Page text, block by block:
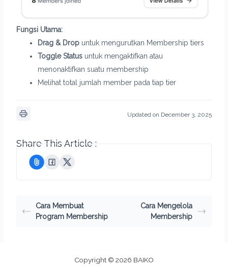
Fungsi Utama:
Drag & Drop untuk mengurutkan Membership tiers
Toggle Status untuk mengaktifkan atau
menonaktifkan suatu membership
Melihat total jumlah member pada tiap tier
Updated on December 3, 2025
Share This Article :
Cara Membuat
Program Membership
Cara Mengelola
Membership
Copyright © 2026 BAIKO